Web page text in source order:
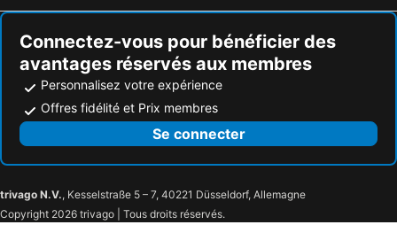
Hôtels Bridgetown
Hôtels Cayo Santa María
Connectez-vous pour bénéficier des
avantages réservés aux membres
Personnalisez votre expérience
Offres fidélité et Prix membres
Se connecter
trivago N.V., Kesselstraße 5 – 7, 40221 Düsseldorf, Allemagne
Copyright 2026 trivago | Tous droits réservés.